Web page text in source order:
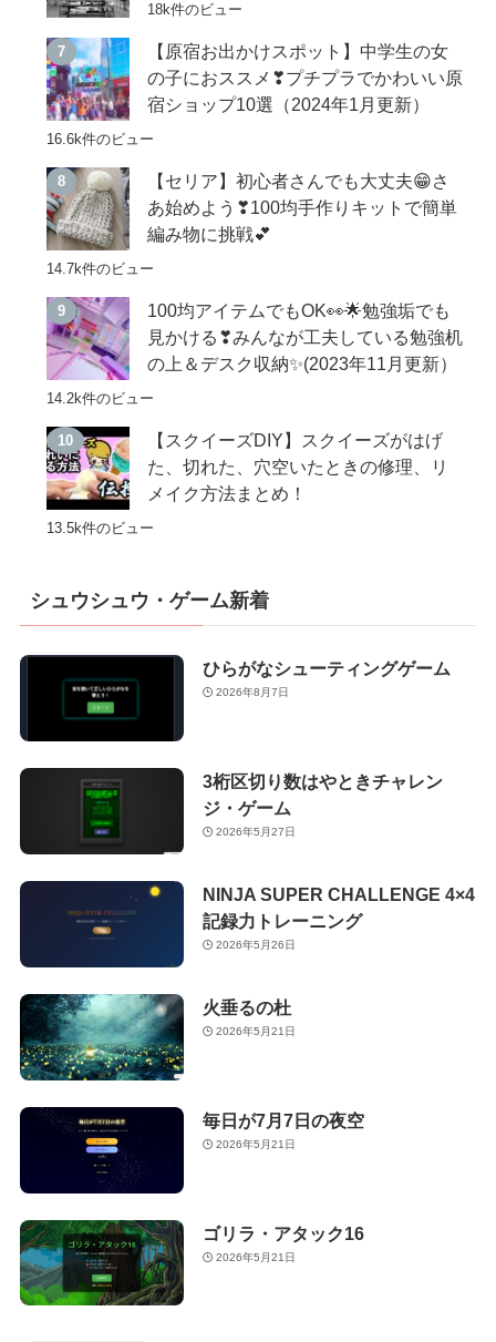
18k件のビュー
【原宿お出かけスポット】中学生の女
の子におススメ❣プチプラでかわいい原
宿ショップ10選（2024年1月更新）
16.6k件のビュー
【セリア】初心者さんでも大丈夫😁さ
あ始めよう❣100均手作りキットで簡単
編み物に挑戦💕
14.7k件のビュー
100均アイテムでもOK👀🌟勉強垢でも
見かける❣みんなが工夫している勉強机
の上＆デスク収納✨(2023年11月更新）
14.2k件のビュー
【スクイーズDIY】スクイーズがはげ
た、切れた、穴空いたときの修理、リ
メイク方法まとめ！
13.5k件のビュー
シュウシュウ・ゲーム新着
ひらがなシューティングゲーム
2026年8月7日
3桁区切り数はやときチャレン
ジ・ゲーム
2026年5月27日
NINJA SUPER CHALLENGE 4×4
記録力トレーニング
2026年5月26日
火垂るの杜
2026年5月21日
毎日が7月7日の夜空
2026年5月21日
ゴリラ・アタック16
2026年5月21日